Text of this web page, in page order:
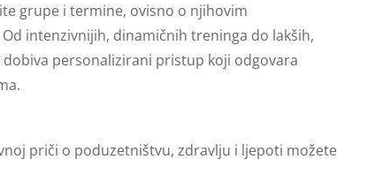
grupe i termine, ovisno o njihovim
intenzivnijih, dinamičnih treninga do lakših,
personalizirani pristup koji odgovara
priči o poduzetništvu, zdravlju i ljepoti možete